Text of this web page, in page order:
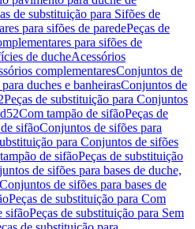
de substituição para Sifões de
para sifões de paredePeças de
para sifões de
de ducheAcessórios
complementaresConjuntos de
duches e banheirasConjuntos de
Peças de substituição para Conjuntos
Com tampão de sifãoPeças de
sifãoConjuntos de sifões para
para Conjuntos de sifões
de sifãoPeças de substituição
de sifões para bases de duche,
de sifões para bases de
Peças de substituição para Com
sifãoPeças de substituição para Sem